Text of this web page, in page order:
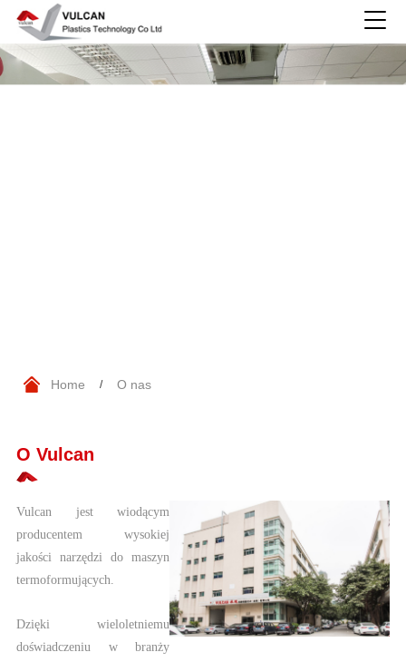
Home / O nas
O Vulcan
Vulcan jest wiodącym
producentem wysokiej
jakości narzędzi do maszyn
termoformujących.
Dzięki wieloletniemu
doświadczeniu w branży